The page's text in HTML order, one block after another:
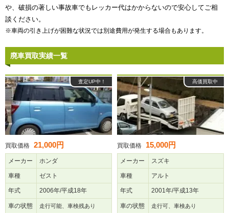
や、破損の著しい事故車でもレッカー代はかからないので安心してご相
談ください。
※車両の引き上げが困難な状況では別途費用が発生する場合もあります。
廃車買取実績一覧
査定UP中！
買取価格 21,000円
メーカー ホンダ
車種 ゼスト
年式 2006年/平成18年
車の状態 走行可能、車検残あり
高価買取中
買取価格 15,000円
メーカー スズキ
車種 アルト
年式 2001年/平成13年
車の状態 走行可、車検あり